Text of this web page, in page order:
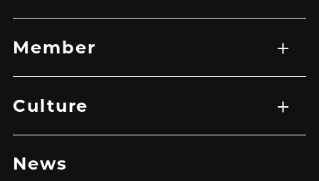
記事一覧
Member
メンバー一覧
Culture
トップ
企業理念
メッセージ
News